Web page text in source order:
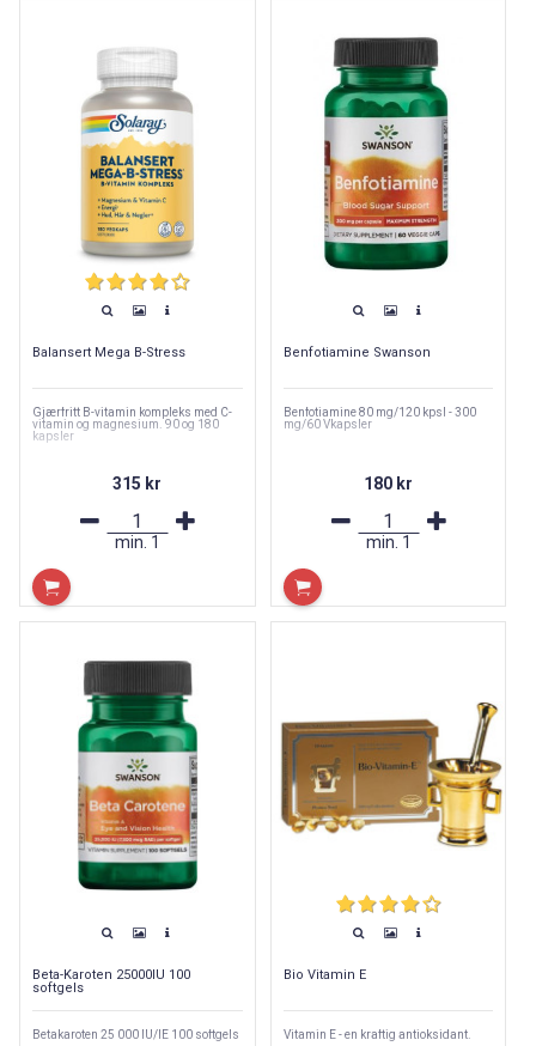
Balansert Mega B-Stress
Gjærfritt B-vitamin kompleks med C-
vitamin og magnesium. 90 og 180
kapsler
315 kr
min. 1
Benfotiamine Swanson
Benfotiamine 80 mg/120 kpsl - 300
mg/60 Vkapsler
180 kr
min. 1
Beta-Karoten 25000IU 100
softgels
Betakaroten 25 000 IU/IE 100 softgels
Bio Vitamin E
Vitamin E - en kraftig antioksidant.